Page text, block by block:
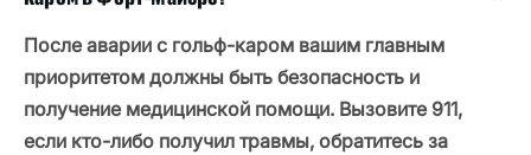
После аварии с гольф-каром вашим главным
приоритетом должны быть безопасность и
получение медицинской помощи. Вызовите 911,
если кто-либо получил травмы, обратитесь за